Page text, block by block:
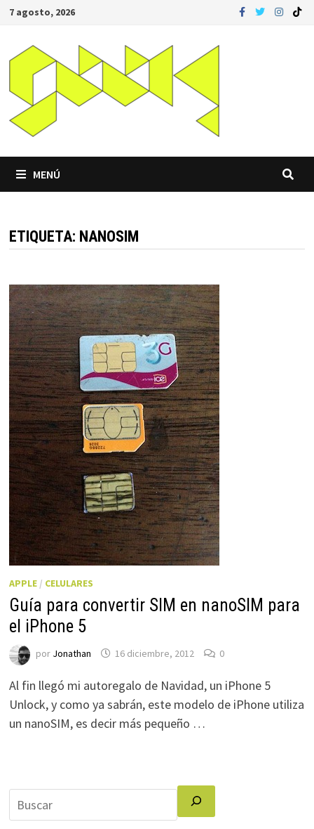
Saltar
contenido
7 agosto, 2026
MENÚ
ETIQUETA: NANOSIM
APPLE/ CELULARES
Guía para convertir SIM en nanoSIM para
el iPhone 5
por Jonathan 16 diciembre, 2012 0
Al fin llegó mi autoregalo de Navidad, un iPhone 5
Unlock, y como ya sabrán, este modelo de iPhone utiliza
un nanoSIM, es decir más pequeño …